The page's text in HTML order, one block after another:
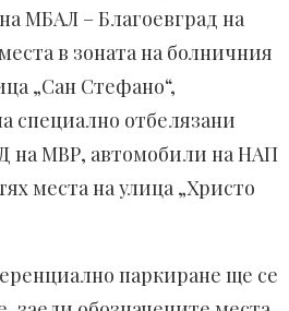
МБАЛ – Благоевград на
в зоната на болничния
„Сан Стефано“,
специално отбелязани
на МВР, автомобили на НАП
места на улица „Христо
паркиране ще се